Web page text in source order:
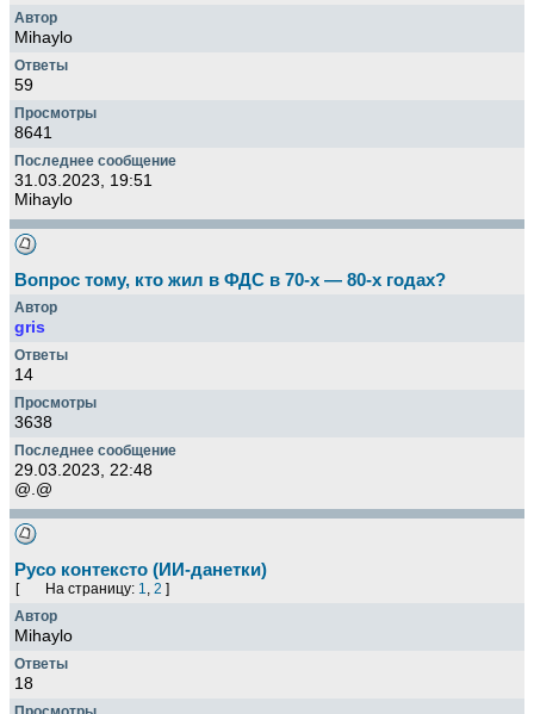
Mihaylo
59
8641
31.03.2023, 19:51
Mihaylo
Вопрос тому, кто жил в ФДС в 70-х — 80-х годах?
gris
14
3638
29.03.2023, 22:48
@.@
Русо контексто (ИИ-данетки)
[ На страницу: 1, 2 ]
Mihaylo
18